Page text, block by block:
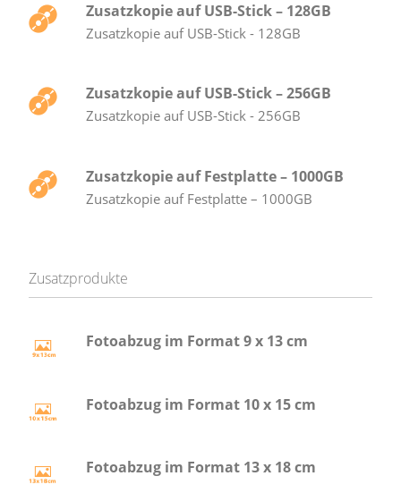
Zusatzkopie auf USB-Stick – 128GB
Zusatzkopie auf USB-Stick - 128GB
Zusatzkopie auf USB-Stick – 256GB
Zusatzkopie auf USB-Stick - 256GB
Zusatzkopie auf Festplatte – 1000GB
Zusatzkopie auf Festplatte – 1000GB
Zusatzprodukte
Fotoabzug im Format 9 x 13 cm
Fotoabzug im Format 10 x 15 cm
Fotoabzug im Format 13 x 18 cm